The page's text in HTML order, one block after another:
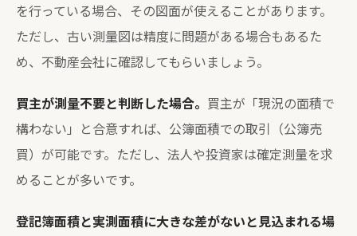
を行っている場合、その図面が使えることがあります。
ただし、古い測量図は精度に問題がある場合もあるた
め、不動産会社に確認してもらいましょう。
買主が測量不要と判断した場合。 買主が「現況の面積で
構わない」と合意すれば、公簿面積での取引（公簿売
買）が可能です。ただし、法人や投資家は確定測量を求
めることが多いです。
登記簿面積と実測面積に大きな差がないと見込まれる場